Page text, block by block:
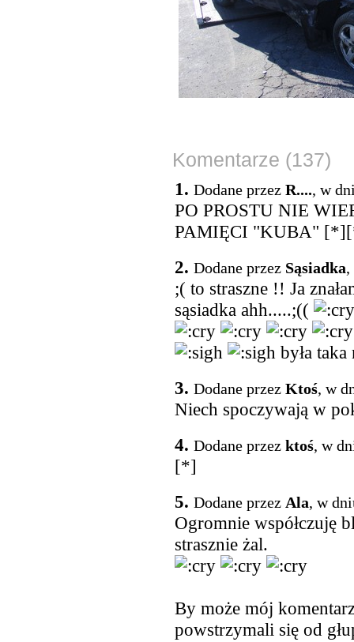
Komentarze (137)
1. Dodane przez R...., w
PO PROSTU NIE
PAMIĘCI "KUBA"
2. Dodane przez Sąsiadka,
;( to straszne !! Ja
sąsiadka ahh.....;((
była taka
3. Dodane przez Ktoś, w
Niech spoczywają w
4. Dodane przez ktoś, w
[*]
5. Dodane przez Ala, w
Ogromnie współczuję
strasznie żal.
By może mój
powstrzymali się od